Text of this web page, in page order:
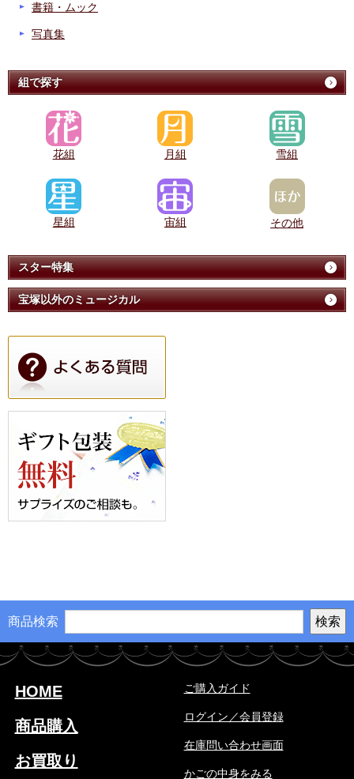
書籍・ムック
写真集
組で探す
花組 月組 雪組
星組 宙組 その他
スター特集
宝塚以外のミュージカル
商品検索
HOME
商品購入
お買取り
ご購入ガイド
ログイン／会員登録
在庫問い合わせ画面
かごの中身をみる